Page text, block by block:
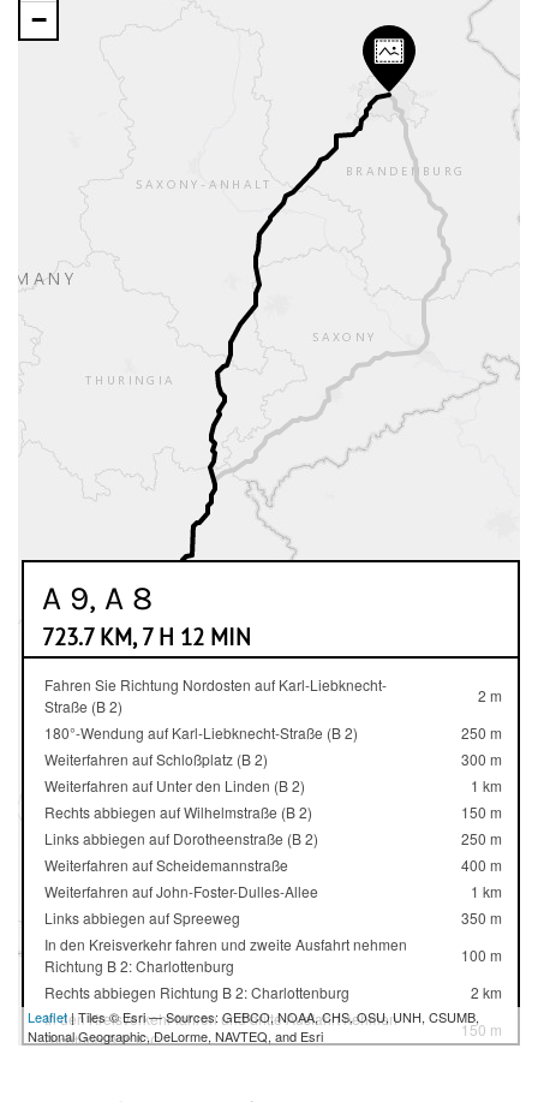
−
A 9, A 8
723.7 KM, 7 H 12 MIN
Fahren Sie Richtung Nordosten auf Karl-Liebknecht-
Straße (B 2)
2 m
180°-Wendung auf Karl-Liebknecht-Straße (B 2)
250 m
Weiterfahren auf Schloßplatz (B 2)
300 m
Weiterfahren auf Unter den Linden (B 2)
1 km
Rechts abbiegen auf Wilhelmstraße (B 2)
150 m
Links abbiegen auf Dorotheenstraße (B 2)
250 m
Weiterfahren auf Scheidemannstraße
400 m
Weiterfahren auf John-Foster-Dulles-Allee
1 km
Links abbiegen auf Spreeweg
350 m
In den Kreisverkehr fahren und zweite Ausfahrt nehmen
Richtung B 2: Charlottenburg
100 m
Rechts abbiegen Richtung B 2: Charlottenburg
2 km
In den Kreisverkehr fahren und dritte Ausfahrt nehmen
Richtung B 2: ICC
150 m
Leaflet| Tiles © Esri — Sources: GEBCO, NOAA, CHS, OSU, UNH, CSUMB,
National Geographic, DeLorme, NAVTEQ, and Esri